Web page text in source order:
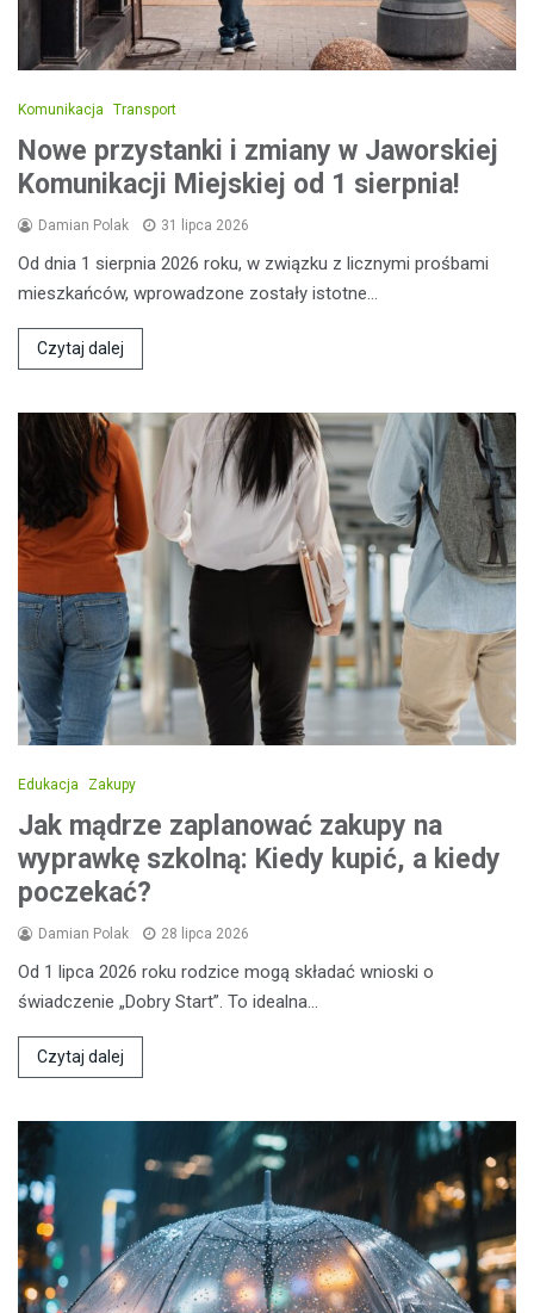
Komunikacja Transport
Nowe przystanki i zmiany w Jaworskiej
Komunikacji Miejskiej od 1 sierpnia!
Damian Polak 31 lipca 2026
Od dnia 1 sierpnia 2026 roku, w związku z licznymi prośbami
mieszkańców, wprowadzone zostały istotne…
Czytaj dalej
Edukacja Zakupy
Jak mądrze zaplanować zakupy na
wyprawkę szkolną: Kiedy kupić, a kiedy
poczekać?
Damian Polak 28 lipca 2026
Od 1 lipca 2026 roku rodzice mogą składać wnioski o
świadczenie „Dobry Start”. To idealna…
Czytaj dalej